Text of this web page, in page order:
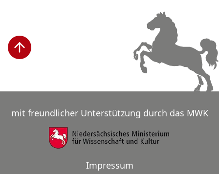
mit freundlicher Unterstützung durch das MWK
Impressum